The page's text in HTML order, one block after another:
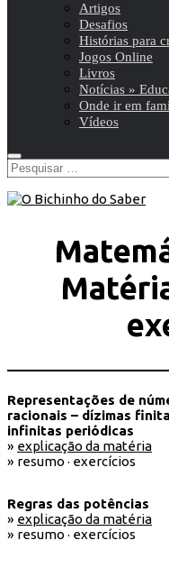
Artigos
Desafios
Histórias para
Jogos Online
Livros
Notícias »
Onde ir em
Vídeos
Pesquisar
por:
Representações de
racionais – dízimas
infinitas periódicas
» explicação da matéria
» resumo · exercícios
Regras das potências
» explicação da matéria
» resumo · exercícios